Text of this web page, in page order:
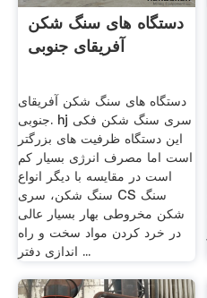
دستگاه های سنگ شکن
آفریقای جنوبی
دستگاه های سنگ شکن آفریقای
جنوبی. hj سری سنگ شکن فکی
این دستگاه ظرفیت های بزرگتر
است اما مصرف انرژی بسیار کم
است در مقایسه با دیگر انواع
سنگ شکن، سری CS سنگ
شکن مخروطی بهار بسیار عالی
در خرد کردن مواد سخت و راه
اندازی دفتر ...